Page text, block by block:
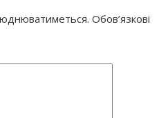
Обов’язкові